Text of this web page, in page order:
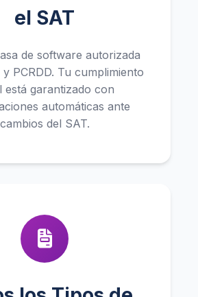
el SAT
de software autorizada
PCRDD. Tu cumplimiento
está garantizado con
automáticas ante
cambios del SAT.